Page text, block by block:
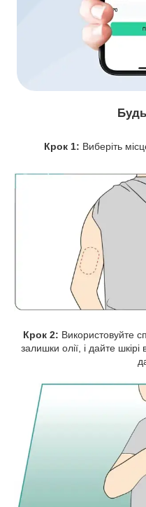
Крок 1: Виберіть
Крок 2: Використовуйте
залишки олії, і дайте